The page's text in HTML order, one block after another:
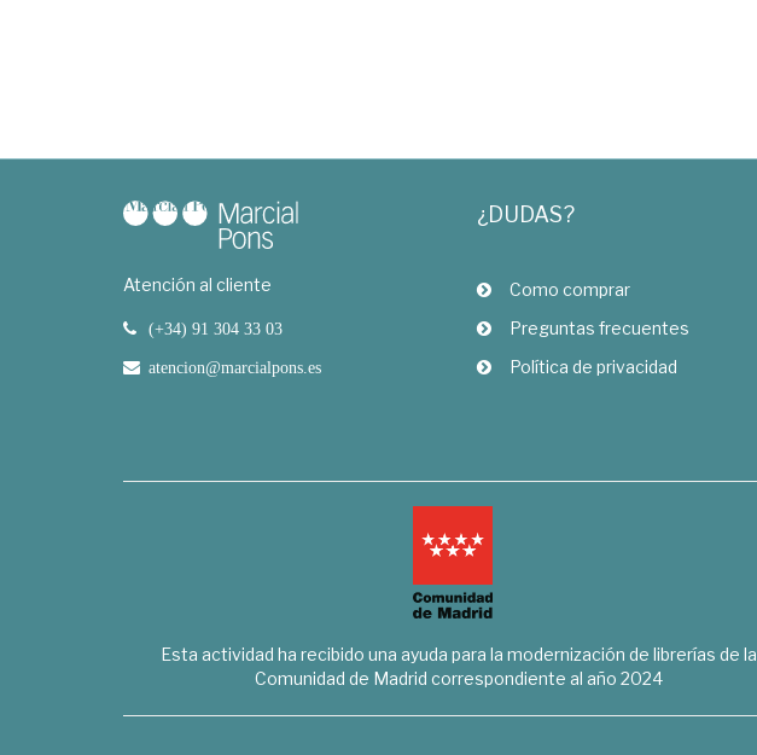
Atención al cliente
(+34) 91 304 33 03
atencion@marcialpons.es
¿DUDAS?
Como comprar
Preguntas frecuentes
Política de privacidad
Esta actividad ha recibido una ayuda para la modernización de librerías de la
Comunidad de Madrid correspondiente al año 2024